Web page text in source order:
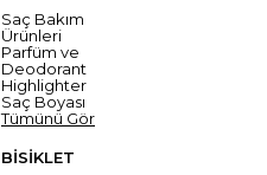
Saç Bakım
Ürünleri
Parfüm ve
Deodorant
Highlighter
Saç Boyası
Tümünü Gör
BİSİKLET